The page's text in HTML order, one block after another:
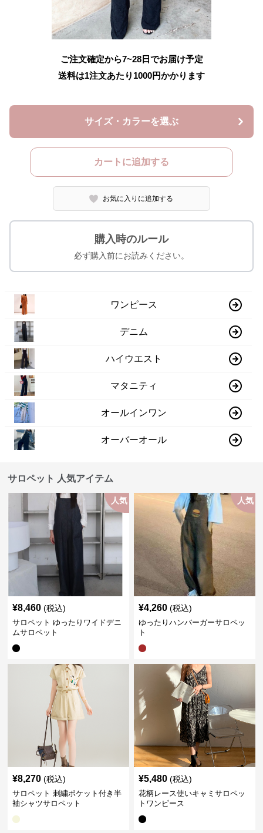
ご注文確定から7~28日でお届け予定
送料は1注文あたり 1000円かかります
サイズ・カラーを選ぶ
カートに追加する
お気に入りに追加する
購入時のルール
必ず購入前にお読みください。
ワンピース
デニム
ハイウエスト
マタニティ
オールインワン
オーバーオール
サロペット 人気アイテム
人気
¥8,460 (税込)
サロペット ゆったりワイドデニ
ムサロペット
人気
¥4,260 (税込)
ゆったりハンバーガーサロペッ
ト
¥8,270 (税込)
サロペット 刺繍ポケット付き半
袖シャツサロペット
¥5,480 (税込)
花柄レース使いキャミサロペッ
トワンピース